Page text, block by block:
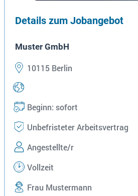
Details zum Jobangebot
Muster GmbH
10115 Berlin
Beginn: sofort
Unbefristeter Arbeitsvertrag
Angestellte/r
Vollzeit
Frau Mustermann